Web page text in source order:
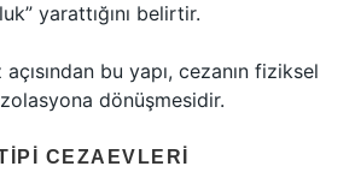
yarattığını belirtir.
açısından bu yapı, cezanın fiziksel
dönüşmesidir.
CEZAEVLERI